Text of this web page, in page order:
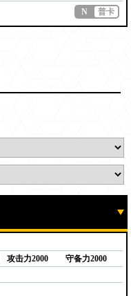
N 普卡
攻击力2000 守备力2000